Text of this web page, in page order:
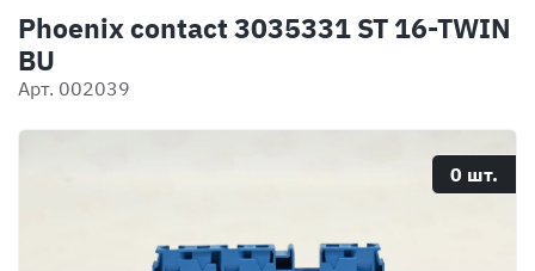
Вопросы и ответы
О компании
Phoenix contact 3035331 ST 16-TWIN
BU
Арт. 002039
0 шт.